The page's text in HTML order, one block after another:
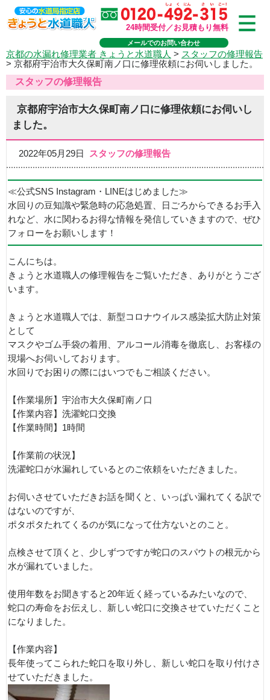
24時間受付／お見積もり無料
メールでのお問い合わせ
京都の水漏れ修理業者 きょうと水道職人 > スタッフの修理報告
> 京都府宇治市大久保町南ノ口に修理依頼にお伺いしました。
スタッフの修理報告
京都府宇治市大久保町南ノ口に修理依頼にお伺いし
ました。
2022年05月29日 スタッフの修理報告
≪公式SNS Instagram・LINEはじめました≫
水回りの豆知識や緊急時の応急処置、日ごろからできるお手入
れなど、水に関わるお得な情報を発信していきますので、ぜひ
フォローをお願いします！
こんにちは。
きょうと水道職人の修理報告をご覧いただき、ありがとうござ
います。
きょうと水道職人では、新型コロナウイルス感染拡大防止対策
として
マスクやゴム手袋の着用、アルコール消毒を徹底し、お客様の
現場へお伺いしております。
水回りでお困りの際にはいつでもご相談ください。
【作業場所】宇治市大久保町南ノ口
【作業内容】洗濯蛇口交換
【作業時間】1時間
【作業前の状況】
洗濯蛇口が水漏れしているとのご依頼をいただきました。
お伺いさせていただきお話を聞くと、いっぱい漏れてくる訳で
はないのですが、
ポタポタたれてくるのが気になって仕方ないとのこと。
点検させて頂くと、少しずつですが蛇口のスパウトの根元から
水が漏れていました。
使用年数をお聞きすると20年近く経っているみたいなので、
蛇口の寿命をお伝えし、新しい蛇口に交換させていただくこと
になりました。
【作業内容】
長年使ってこられた蛇口を取り外し、新しい蛇口を取り付けさ
せていただきました。